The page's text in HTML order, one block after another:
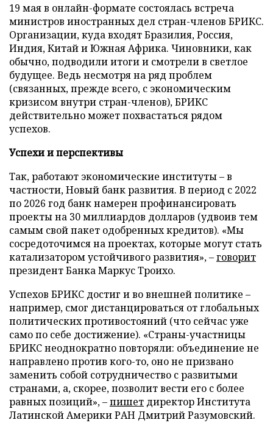
19 мая в онлайн-формате состоялась встреча
министров иностранных дел стран-членов БРИКС.
Организации, куда входят Бразилия, Россия,
Индия, Китай и Южная Африка. Чиновники, как
обычно, подводили итоги и смотрели в светлое
будущее. Ведь несмотря на ряд проблем
(связанных, прежде всего, с экономическим
кризисом внутри стран-членов), БРИКС
действительно может похвастаться рядом
успехов.
Успехи и перспективы
Так, работают экономические институты – в
частности, Новый банк развития. В период с 2022
по 2026 год банк намерен профинансировать
проекты на 30 миллиардов долларов (удвоив тем
самым свой пакет одобренных кредитов). «Мы
сосредоточимся на проектах, которые могут стать
катализатором устойчивого развития», –говорит
президент Банка Маркус Троихо.
Успехов БРИКС достиг и во внешней политике –
например, смог дистанцироваться от глобальных
политических противостояний (что сейчас уже
само по себе достижение). «Страны-участницы
БРИКС неоднократно повторяли: объединение не
направлено против кого-то, оно не призвано
заменить собой сотрудничество с развитыми
странами, а, скорее, позволит вести его с более
равных позиций», –пишет директор Института
Латинской Америки РАН Дмитрий Разумовский.